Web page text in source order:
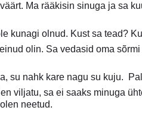
Ma rääkisin sinuga ja sa
kunagi olnud. Kust sa tead?
olin. Sa vedasid oma
su nahk kare nagu su kuju.
viljatu, sa ei saaks minuga
neetud.